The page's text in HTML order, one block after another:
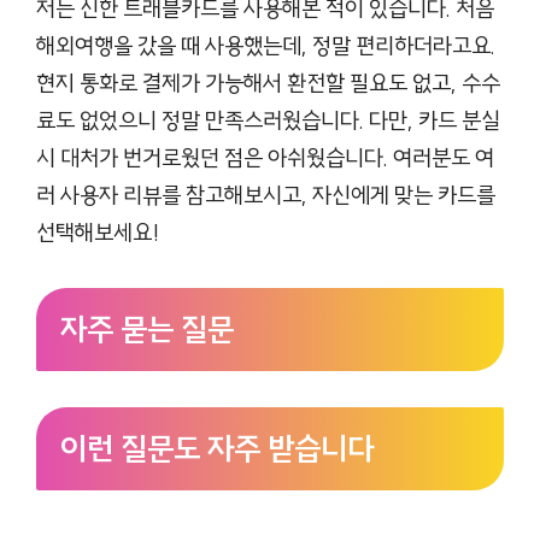
저는 신한 트래블카드를 사용해본 적이 있습니다. 처음
해외여행을 갔을 때 사용했는데, 정말 편리하더라고요.
현지 통화로 결제가 가능해서 환전할 필요도 없고, 수수
료도 없었으니 정말 만족스러웠습니다. 다만, 카드 분실
시 대처가 번거로웠던 점은 아쉬웠습니다. 여러분도 여
러 사용자 리뷰를 참고해보시고, 자신에게 맞는 카드를
선택해보세요!
자주 묻는 질문
이런 질문도 자주 받습니다